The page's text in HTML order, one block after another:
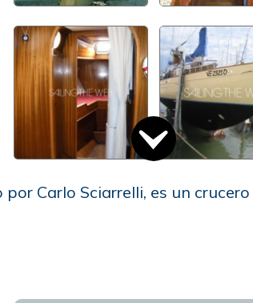
Carlo Sciarrelli, es un crucero